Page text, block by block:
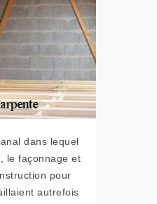
dans lequel
le façonnage et
pour
autrefois